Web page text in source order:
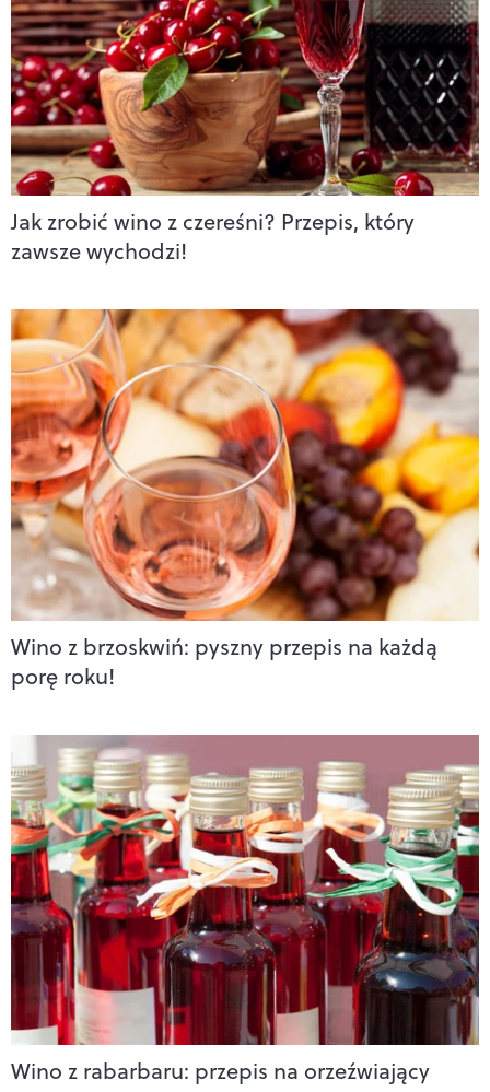
Jak zrobić wino z czereśni? Przepis, który
zawsze wychodzi!
Wino z brzoskwiń: pyszny przepis na każdą
porę roku!
Wino z rabarbaru: przepis na orzeźwiający